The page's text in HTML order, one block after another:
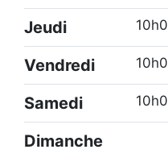
Jeudi
Vendredi
Samedi
Dimanche